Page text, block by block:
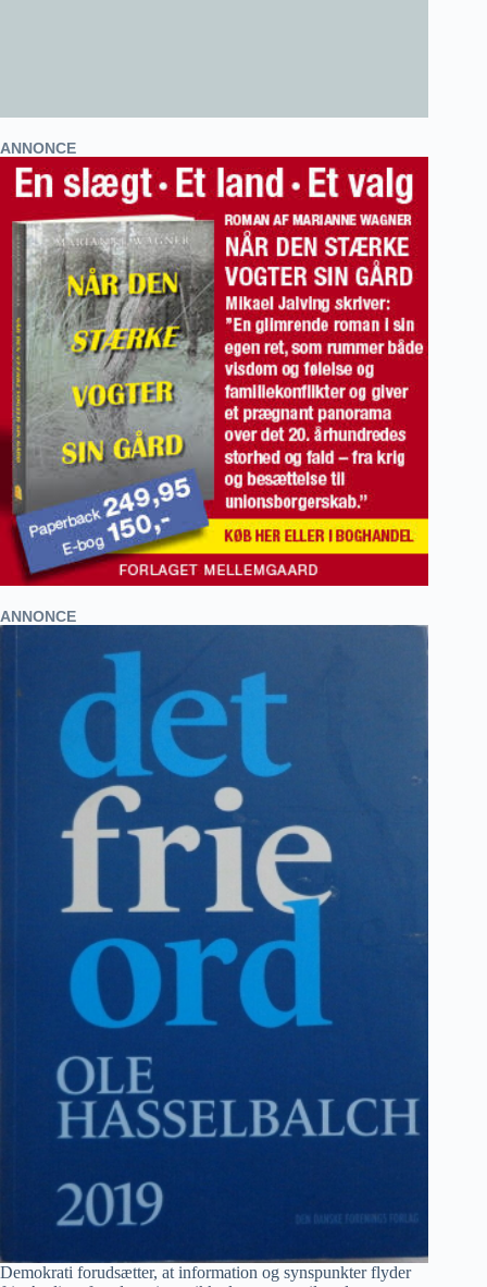
ANNONCE
ANNONCE
Demokrati forudsætter, at information og synspunkter flyder